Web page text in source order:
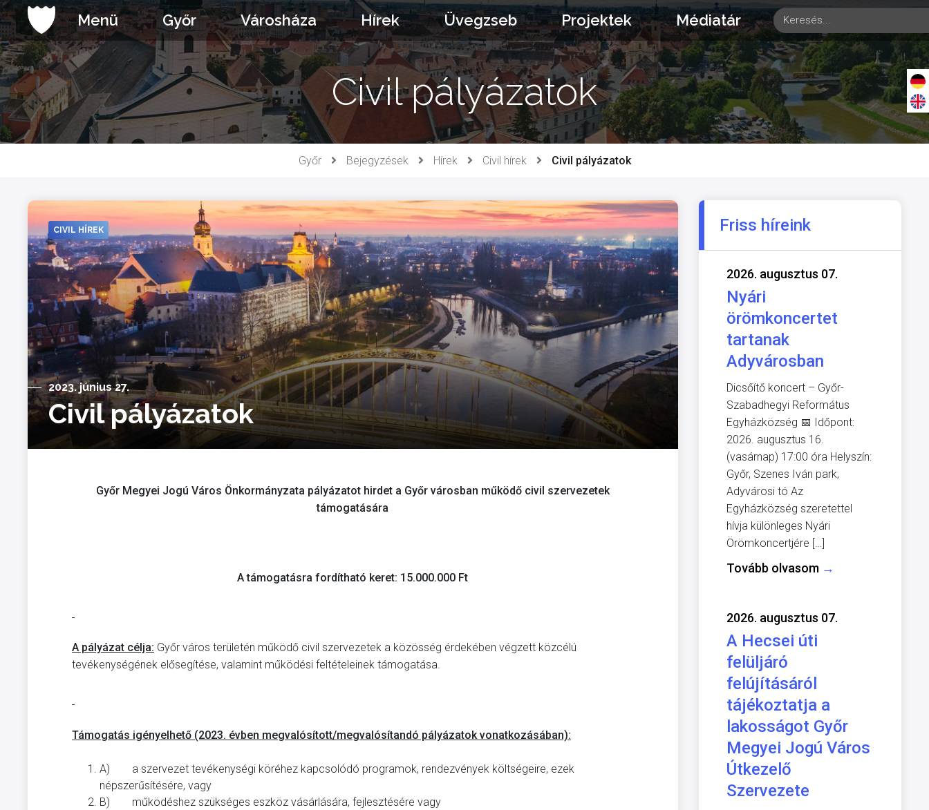
Ugrás
a
tartalomhoz
Menü Győr Városháza Hírek Üvegzseb Projektek Médiatár
Civil pályázatok
Győr Bejegyzések Hírek Civil hírek Civil pályázatok
CIVIL HÍREK
2023. június 27.
Civil pályázatok
Győr Megyei Jogú Város Önkormányzata pályázatot hirdet a Győr városban működő civil szervezetek
támogatására
A támogatásra fordítható keret: 15.000.000 Ft
A pályázat célja: Győr város területén működő civil szervezetek a közösség érdekében végzett közcélú
tevékenységének elősegítése, valamint működési feltételeinek támogatása.
Támogatás igényelhető (2023. évben megvalósított/megvalósítandó pályázatok vonatkozásában):
A) a szervezet tevékenységi köréhez kapcsolódó programok, rendezvények költségeire, ezek
népszerűsítésére, vagy
B) működéshez szükséges eszköz vásárlására, fejlesztésére vagy
Friss híreink
2026. augusztus 07.
Nyári
örömkoncertet
tartanak
Adyvárosban
Dicsőítő koncert – Győr-
Szabadhegyi Református
Egyházközség 📅 Időpont:
2026. augusztus 16.
(vasárnap) 17:00 óra Helyszín:
Győr, Szenes Iván park,
Adyvárosi tó Az
Egyházközség szeretettel
hívja különleges Nyári
Örömkoncertjére […]
Tovább olvasom →
2026. augusztus 07.
A Hecsei úti
felüljáró
felújításáról
tájékoztatja a
lakosságot Győr
Megyei Jogú Város
Útkezelő
Szervezete